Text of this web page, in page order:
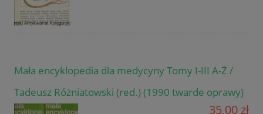
Mała encyklopedia dla medycyny Tomy I-III A-Ż /
Tadeusz Różniatowski (red.) (1990 twarde oprawy)
35,00 zł